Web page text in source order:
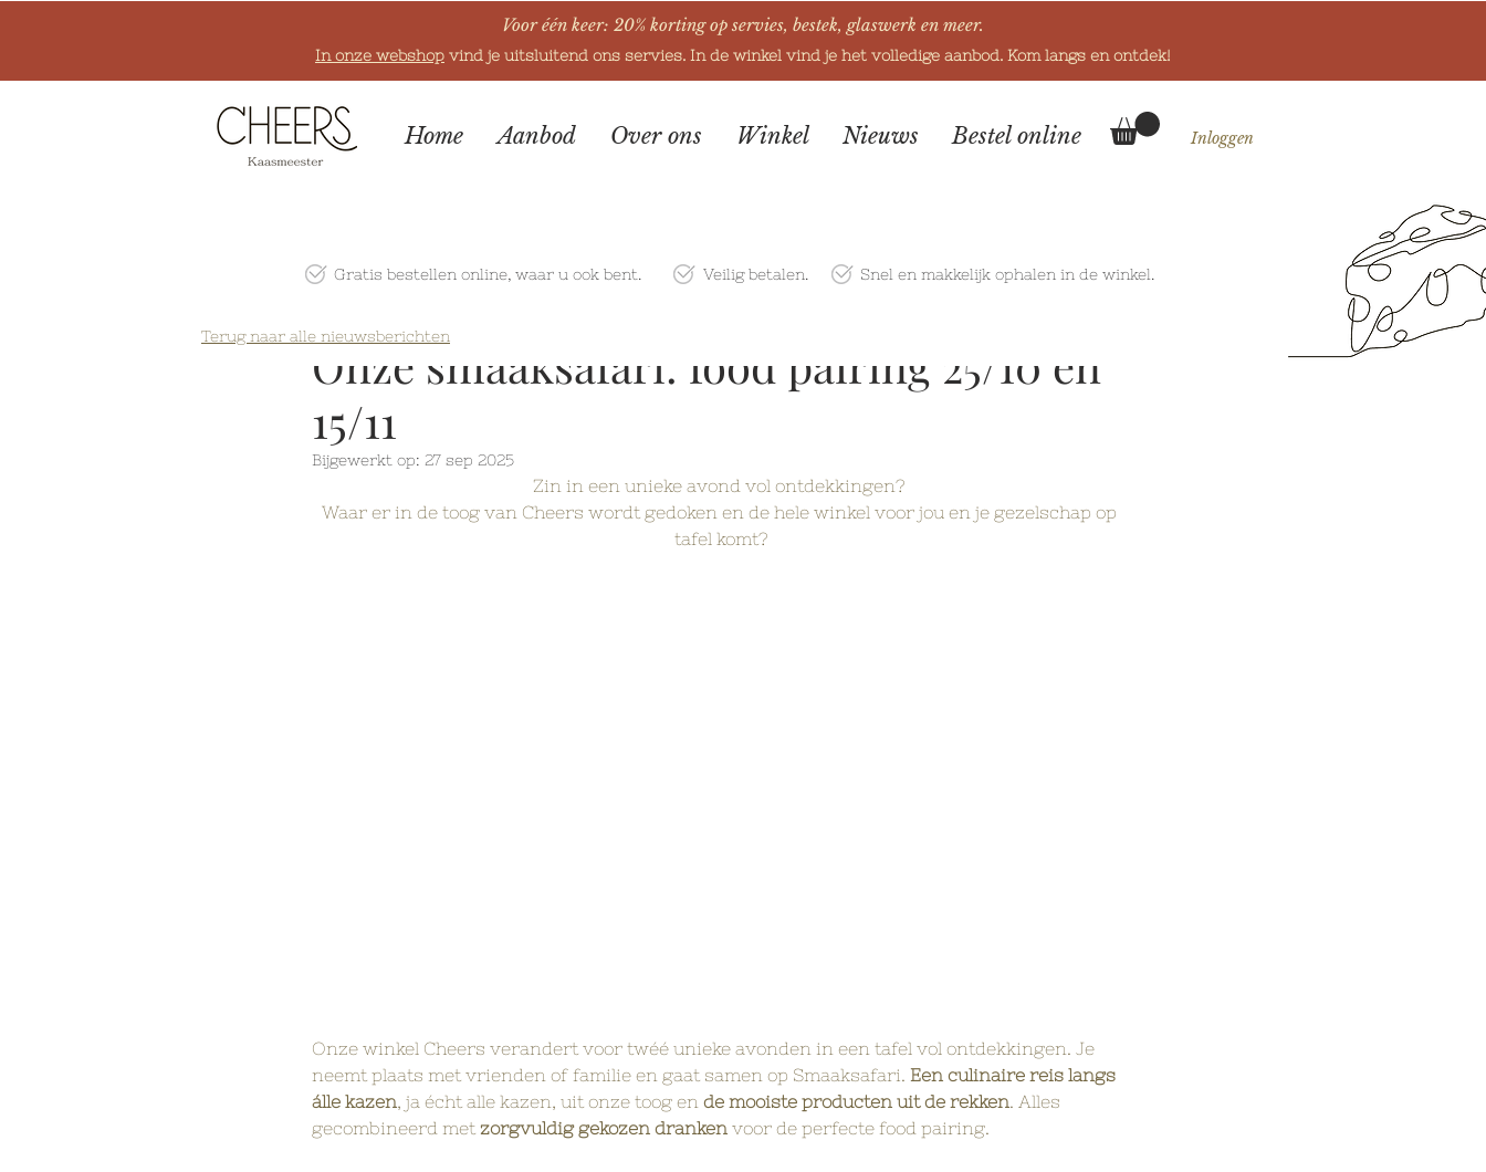
Voor één keer: 20% korting op servies, bestek, glaswerk en meer.
In onze webshop vind je uitsluitend ons servies. In de winkel vind je het volledige aanbod. Kom langs en ontdek!
Home Aanbod Over ons Winkel Nieuws Bestel online Inloggen
Onze smaaksafari: food pairing 25/10 en
15/11
Bijgewerkt op: 27 sep 2025
Zin in een unieke avond vol ontdekkingen?
Waar er in de toog van Cheers wordt gedoken en de hele winkel voor jou en je gezelschap op
tafel komt?
Onze winkel Cheers verandert voor twéé unieke avonden in een tafel vol ontdekkingen. Je
neemt plaats met vrienden of familie en gaat samen op Smaaksafari. Een culinaire reis langs
álle kazen , ja écht alle kazen, uit onze toog en de mooiste producten uit de rekken . Alles
gecombineerd met zorgvuldig gekozen dranken voor de perfecte food pairing.
Gratis bestellen online, waar u ook bent. Veilig betalen. Snel en makkelijk ophalen in de winkel.
Terug naar alle nieuwsberichten